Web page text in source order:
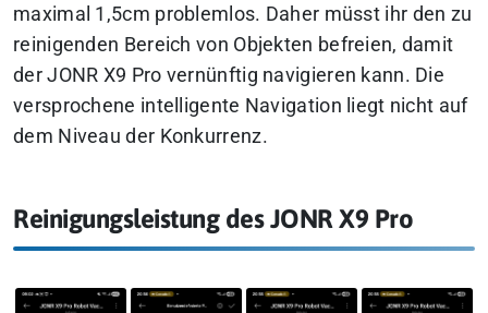
maximal 1,5cm problemlos. Daher müsst ihr den zu
reinigenden Bereich von Objekten befreien, damit
der JONR X9 Pro vernünftig navigieren kann. Die
versprochene intelligente Navigation liegt nicht auf
dem Niveau der Konkurrenz.
Reinigungsleistung des JONR X9 Pro